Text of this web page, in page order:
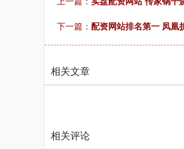
下一篇： 配资网站排名第一 凤凰
相关文章
相关评论